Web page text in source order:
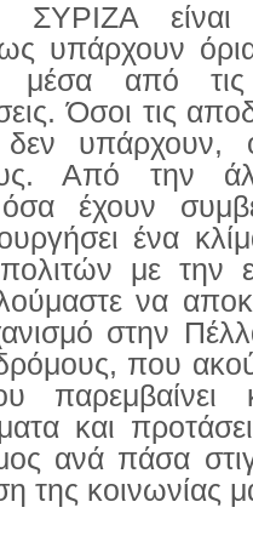
είναι
υπάρχουν
μέσα από τις
Όσοι τις
υπάρχουν,
Από την
έχουν
ένα
με την
να
στην
που
παρεμβαίνει
και
ανά πάσα
της κοινωνίας